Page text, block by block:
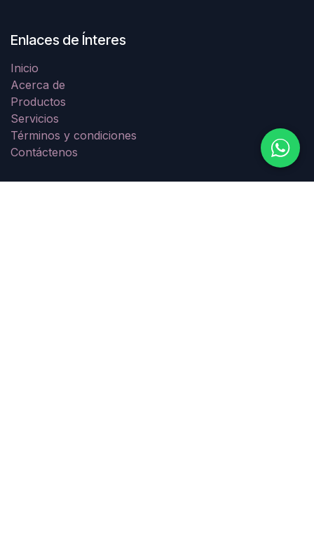
Enlaces de Ínteres
Inicio
Acerca de
Productos
Servicios
Términos y condiciones
Contáctenos